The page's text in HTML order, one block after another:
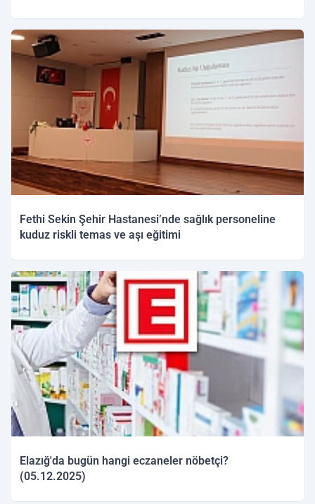
Fethi Sekin Şehir Hastanesi’nde sağlık personeline
kuduz riskli temas ve aşı eğitimi
Elazığ'da bugün hangi eczaneler nöbetçi?
(05.12.2025)